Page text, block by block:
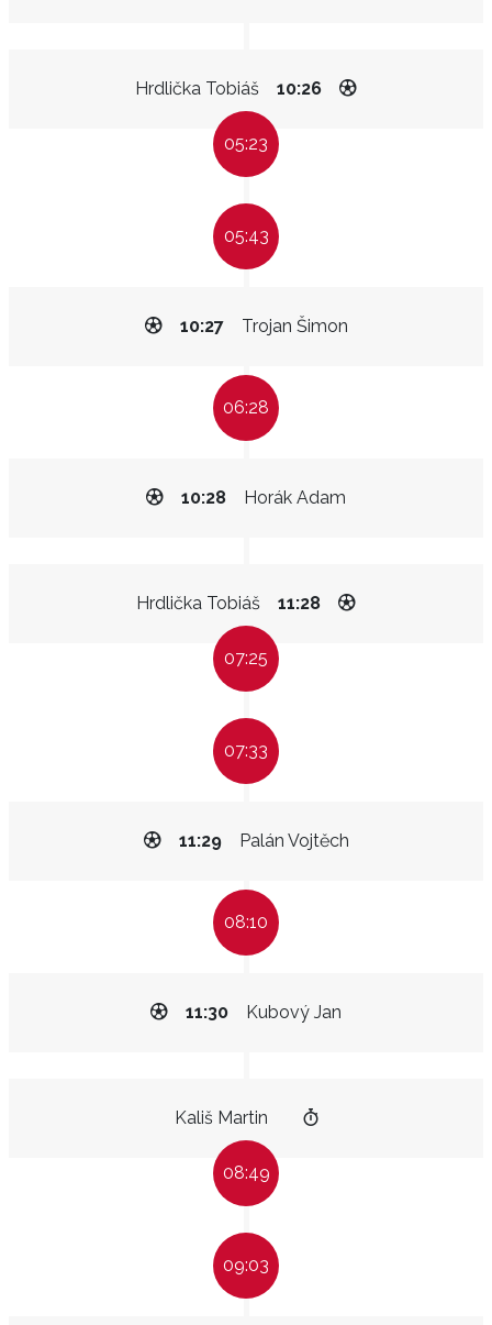
Hrdlička Tobiáš 10:26
05:23
05:43
Trojan Šimon
10:27
06:28
Horák Adam
10:28
Hrdlička Tobiáš 11:28
07:25
07:33
Palán Vojtěch
11:29
08:10
Kubový Jan
11:30
Kališ Martin
08:49
09:03